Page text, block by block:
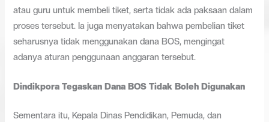
atau guru untuk membeli tiket, serta tidak ada paksaan dalam
proses tersebut. Ia juga menyatakan bahwa pembelian tiket
seharusnya tidak menggunakan dana BOS, mengingat
adanya aturan penggunaan anggaran tersebut.
Dindikpora Tegaskan Dana BOS Tidak Boleh Digunakan
Sementara itu, Kepala Dinas Pendidikan, Pemuda, dan